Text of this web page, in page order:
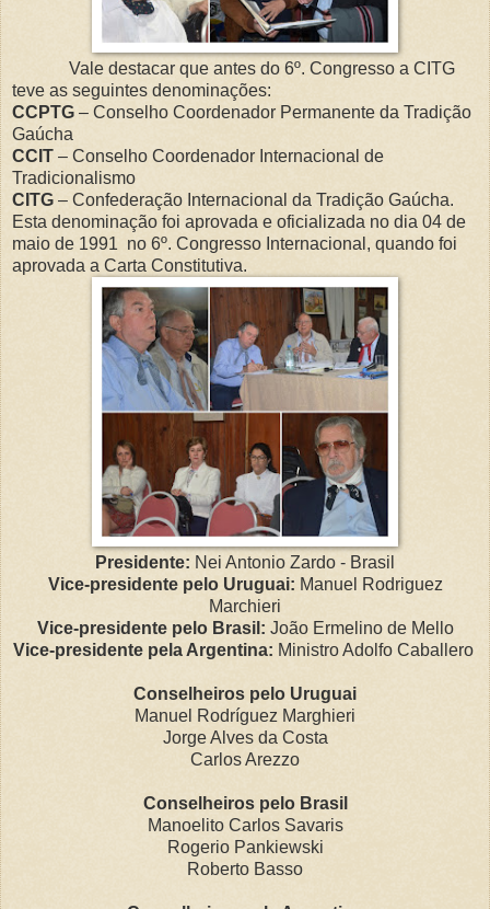
Vale destacar que antes do 6º. Congresso a CITG
teve as seguintes denominações:
CCPTG – Conselho Coordenador Permanente da Tradição
Gaúcha
CCIT – Conselho Coordenador Internacional de
Tradicionalismo
CITG – Confederação Internacional da Tradição Gaúcha.
Esta denominação foi aprovada e oficializada no dia 04 de
maio de 1991 no 6º. Congresso Internacional, quando foi
aprovada a Carta Constitutiva.
Presidente: Nei Antonio Zardo - Brasil
Vice-presidente pelo Uruguai: Manuel Rodriguez
Marchieri
Vice-presidente pelo Brasil: João Ermelino de Mello
Vice-presidente pela Argentina: Ministro Adolfo Caballero
Conselheiros pelo Uruguai
Manuel Rodríguez Marghieri
Jorge Alves da Costa
Carlos Arezzo
Conselheiros pelo Brasil
Manoelito Carlos Savaris
Rogerio Pankiewski
Roberto Basso